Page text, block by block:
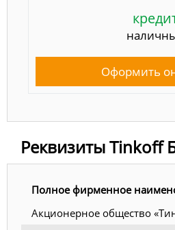
Оформить
Реквизиты Tinkoff
Полное фирменное
Акционерное общество